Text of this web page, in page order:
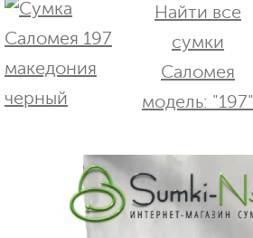
Найти все
сумки
Саломея
модель: "197"